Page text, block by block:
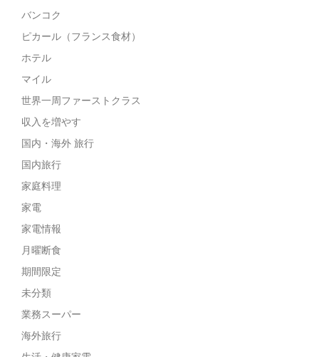
バンコク
ピカール（フランス食材）
ホテル
マイル
世界一周ファーストクラス
収入を増やす
国内・海外 旅行
国内旅行
家庭料理
家電
家電情報
月曜断食
期間限定
未分類
業務スーパー
海外旅行